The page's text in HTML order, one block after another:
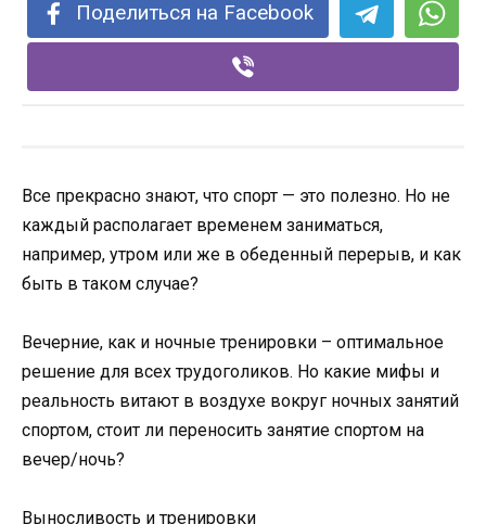
Поделиться на Facebook
Все прекрасно знают, что спорт — это полезно. Но не
каждый располагает временем заниматься,
например, утром или же в обеденный перерыв, и как
быть в таком случае?
Вечерние, как и ночные тренировки – оптимальное
решение для всех трудоголиков. Но какие мифы и
реальность витают в воздухе вокруг ночных занятий
спортом, стоит ли переносить занятие спортом на
вечер/ночь?
Выносливость и тренировки